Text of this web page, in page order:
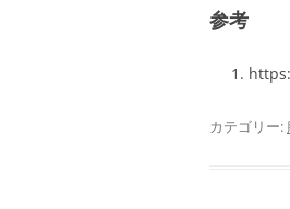
参考
カテゴリー: